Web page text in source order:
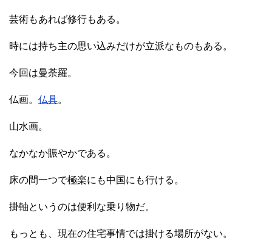
芸術もあれば修行もある。
時には持ち主の思い込みだけが立派なものもある。
今回は曼荼羅。
仏画。 仏具。
山水画。
なかなか賑やかである。
床の間一つで極楽にも中国にも行ける。
掛軸というのは便利な乗り物だ。
もっとも、現在の住宅事情では掛ける場所がない。